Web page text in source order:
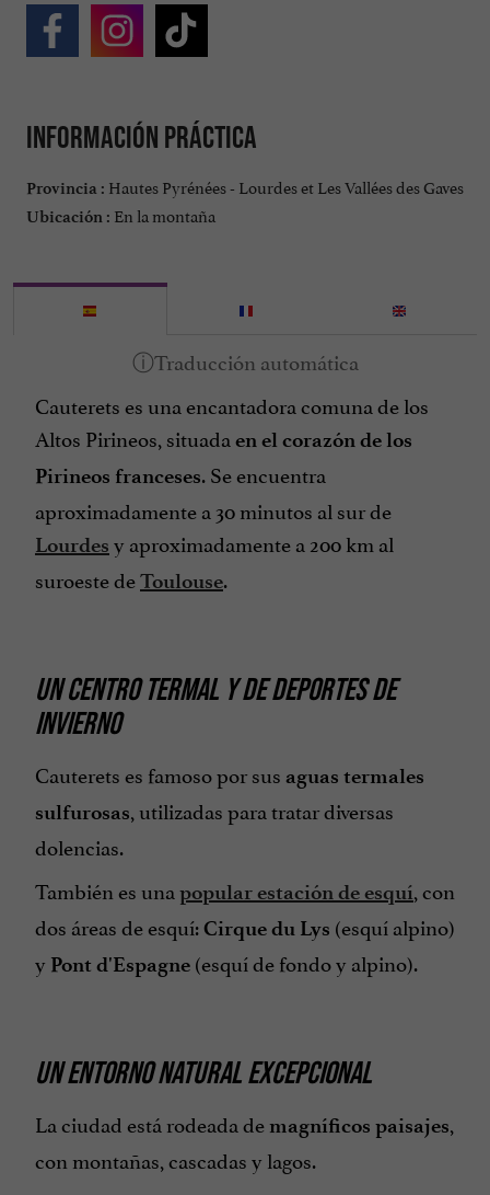
Información práctica
Provincia : Hautes Pyrénées - Lourdes et Les Vallées des Gaves
Ubicación : En la montaña
Cauterets es una encantadora comuna de los
Altos Pirineos, situada en el corazón de los
Pirineos franceses. Se encuentra
aproximadamente a 30 minutos al sur de
Lourdes y aproximadamente a 200 km al
suroeste deToulouse.
UN CENTRO TERMAL Y DE DEPORTES DE
INVIERNO
Cauterets es famoso por sus aguas termales
sulfurosas, utilizadas para tratar diversas
dolencias.
También es una popular estación de esquí, con
dos áreas de esquí:Cirque du Lys (esquí alpino)
y Pont d'Espagne (esquí de fondo y alpino).
UN ENTORNO NATURAL EXCEPCIONAL
La ciudad está rodeada de magníficos paisajes
con montañas, cascadas y lagos.